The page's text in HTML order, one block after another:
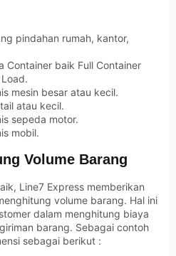
pindahan rumah, kantor,
Container baik Full Container
mesin besar atau kecil.
atau kecil.
sepeda motor.
mobil.
Volume Barang
Line7 Express memberikan
volume barang. Hal ini
dalam menghitung biaya
barang. Sebagai contoh
sebagai berikut :